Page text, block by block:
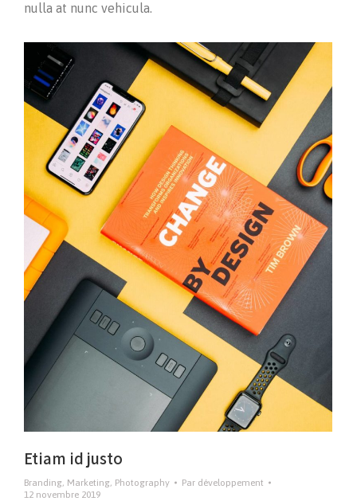
nulla at nunc vehicula.
Etiam id justo
Branding, Marketing, Photography Par développement
12 novembre 2019